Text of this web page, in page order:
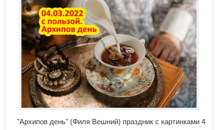
"Архипов день" (Филя Вешний) праздник с картинками 4